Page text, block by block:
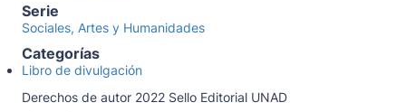
Serie
Sociales, Artes y Humanidades
Categorías
Libro de divulgación
Derechos de autor 2022 Sello Editorial UNAD